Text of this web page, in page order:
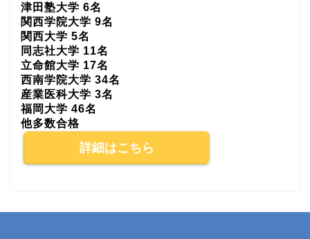
津田塾大学 6名
関西学院大学 9名
関西大学 5名
同志社大学 11名
立命館大学 17名
西南学院大学 34名
産業医科大学 3名
福岡大学 46名
他多数合格
詳細はこちら